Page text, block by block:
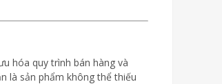
hóa quy trình bán hàng và
là sản phẩm không thể thiếu